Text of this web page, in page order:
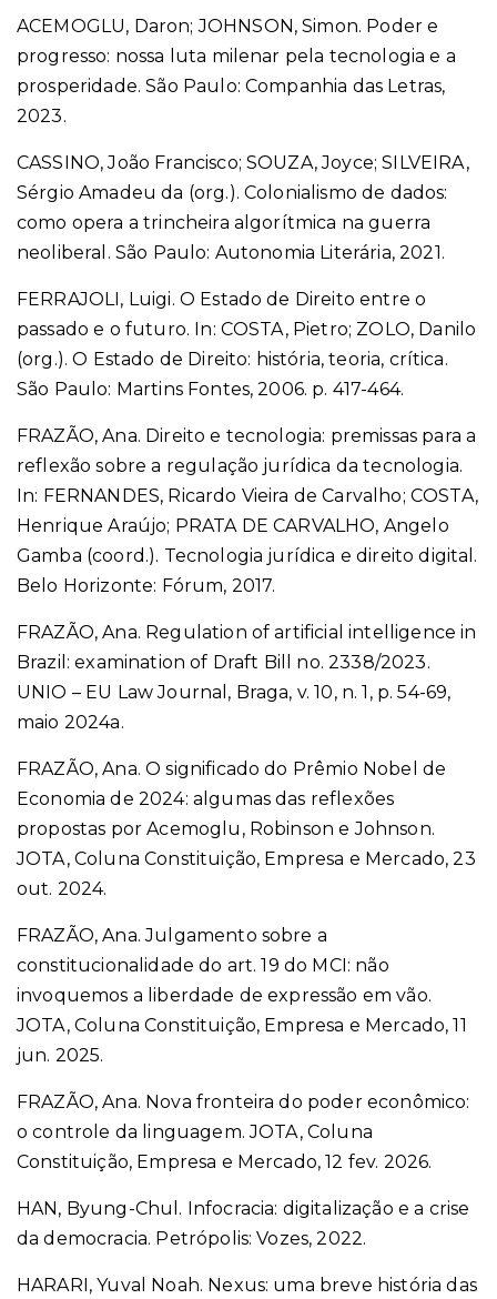
ACEMOGLU, Daron; JOHNSON, Simon. Poder e
progresso: nossa luta milenar pela tecnologia e a
prosperidade. São Paulo: Companhia das Letras,
2023.
CASSINO, João Francisco; SOUZA, Joyce; SILVEIRA,
Sérgio Amadeu da (org.). Colonialismo de dados:
como opera a trincheira algorítmica na guerra
neoliberal. São Paulo: Autonomia Literária, 2021.
FERRAJOLI, Luigi. O Estado de Direito entre o
passado e o futuro. In: COSTA, Pietro; ZOLO, Danilo
(org.). O Estado de Direito: história, teoria, crítica.
São Paulo: Martins Fontes, 2006. p. 417-464.
FRAZÃO, Ana. Direito e tecnologia: premissas para a
reflexão sobre a regulação jurídica da tecnologia.
In: FERNANDES, Ricardo Vieira de Carvalho; COSTA,
Henrique Araújo; PRATA DE CARVALHO, Angelo
Gamba (coord.). Tecnologia jurídica e direito digital.
Belo Horizonte: Fórum, 2017.
FRAZÃO, Ana. Regulation of artificial intelligence in
Brazil: examination of Draft Bill no. 2338/2023.
UNIO – EU Law Journal, Braga, v. 10, n. 1, p. 54-69,
maio 2024a.
FRAZÃO, Ana. O significado do Prêmio Nobel de
Economia de 2024: algumas das reflexões
propostas por Acemoglu, Robinson e Johnson.
JOTA, Coluna Constituição, Empresa e Mercado, 23
out. 2024.
FRAZÃO, Ana. Julgamento sobre a
constitucionalidade do art. 19 do MCI: não
invoquemos a liberdade de expressão em vão.
JOTA, Coluna Constituição, Empresa e Mercado, 11
jun. 2025.
FRAZÃO, Ana. Nova fronteira do poder econômico:
o controle da linguagem. JOTA, Coluna
Constituição, Empresa e Mercado, 12 fev. 2026.
HAN, Byung-Chul. Infocracia: digitalização e a crise
da democracia. Petrópolis: Vozes, 2022.
HARARI, Yuval Noah. Nexus: uma breve história das